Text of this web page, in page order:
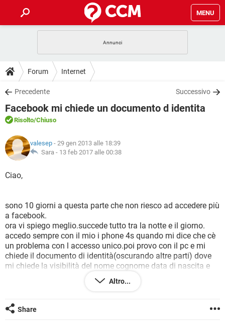
MENU
INTRATTENIMENTO
iOS
INSTAGRAM WHATSAPP
TIKTOK
HARDWARE
GUIDE
COVID-19
iOS
INSTAGRAM
TIKTOK FACEBOOK
DOWNLOAD
COVID-19 GAMING
INTRATTENIMENTO
iOS WINDOWS 10
INSTAGRAM
TIKTOK
FORUM
COVID-19
INTRATTENIMENTO ANDROID
TIKTOK FACEBOOK
HARDWARE
GLOSSARIO
COVID-19
INTRATTENIMENTO
INSTAGRAM
TIKTOK FACEBOOK
HARDWARE
Forum Internet
Precedente Successivo
Facebook mi chiede un documento d identita
Risolto/Chiuso
valesep - 29 gen 2013 alle 18:39
Sara - 13 feb 2017 alle 00:38
Ciao,
sono 10 giorni a questa parte che non riesco ad accedere più
a facebook.
ora vi spiego meglio.succede tutto tra la notte e il giorno.
accedo sempre con il mio i phone 4s quando mi dice che cè
un problema con l accesso unico.poi provo con il pc e mi
chiede il documento di identità(oscurando altre parti) dove
mi chiede la visibilità del nome cognome data di nascita e
questa operazione la faccio e invio il tutto.ad oggi ben 10
devo recuperare il mio account per svariati motivi. cmq
risulto ancora su fb se qualcuno mi cerca.pare tutto normale
Altro...
Share